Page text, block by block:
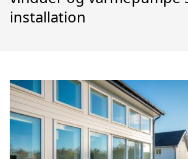
installation